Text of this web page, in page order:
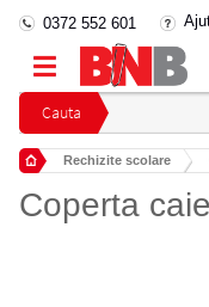
Cauta
0372 552 601
Rechizite scolare
Coperta